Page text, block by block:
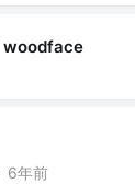
woodface
6年前